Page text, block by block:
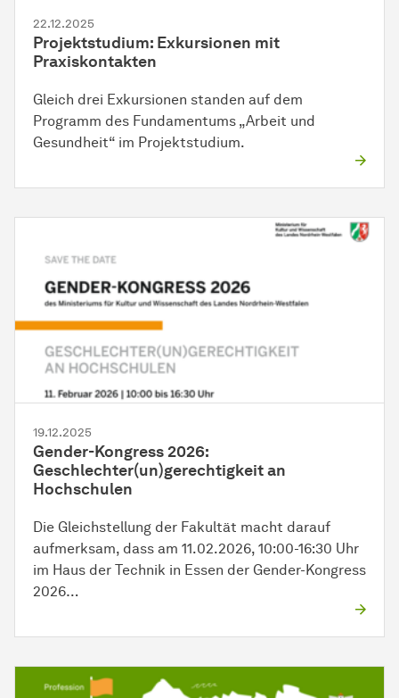
22.12.2025
Projektstudium: Exkursionen mit
Praxiskontakten
Gleich drei Exkursionen standen auf dem
Programm des Fundamentums „Arbeit und
Gesundheit“ im Projektstudium.
19.12.2025
Gender-Kongress 2026:
Geschlechter(un)gerechtigkeit an
Hochschulen
Die Gleichstellung der Fakultät macht darauf
aufmerksam, dass am 11.02.2026, 10:00-16:30 Uhr
im Haus der Technik in Essen der Gender-Kongress
2026…